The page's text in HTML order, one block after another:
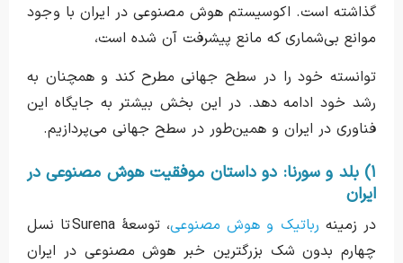
گذاشته است. اکوسیستم هوش مصنوعی در ایران با وجود
موانع بی‌شماری که مانع پیشرفت آن شده است،
توانسته خود را در سطح جهانی مطرح کند و همچنان به
رشد خود ادامه دهد. در این بخش بیشتر به جایگاه این
فناوری در ایران و همین‌طور در سطح جهانی می‌پردازیم.
۱) بلد و سورنا: دو داستان موفقیت هوش مصنوعی در
ایران
در زمینه رباتیک و هوش مصنوعی
، توسعهٔ Surena تا نسل
چهارم بدون شک بزرگترین خبر هوش مصنوعی در ایران